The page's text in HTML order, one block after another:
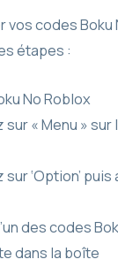
vos codes Boku
étapes :
No Roblox
sur « Menu »
‘Option’
des codes
dans la boîte